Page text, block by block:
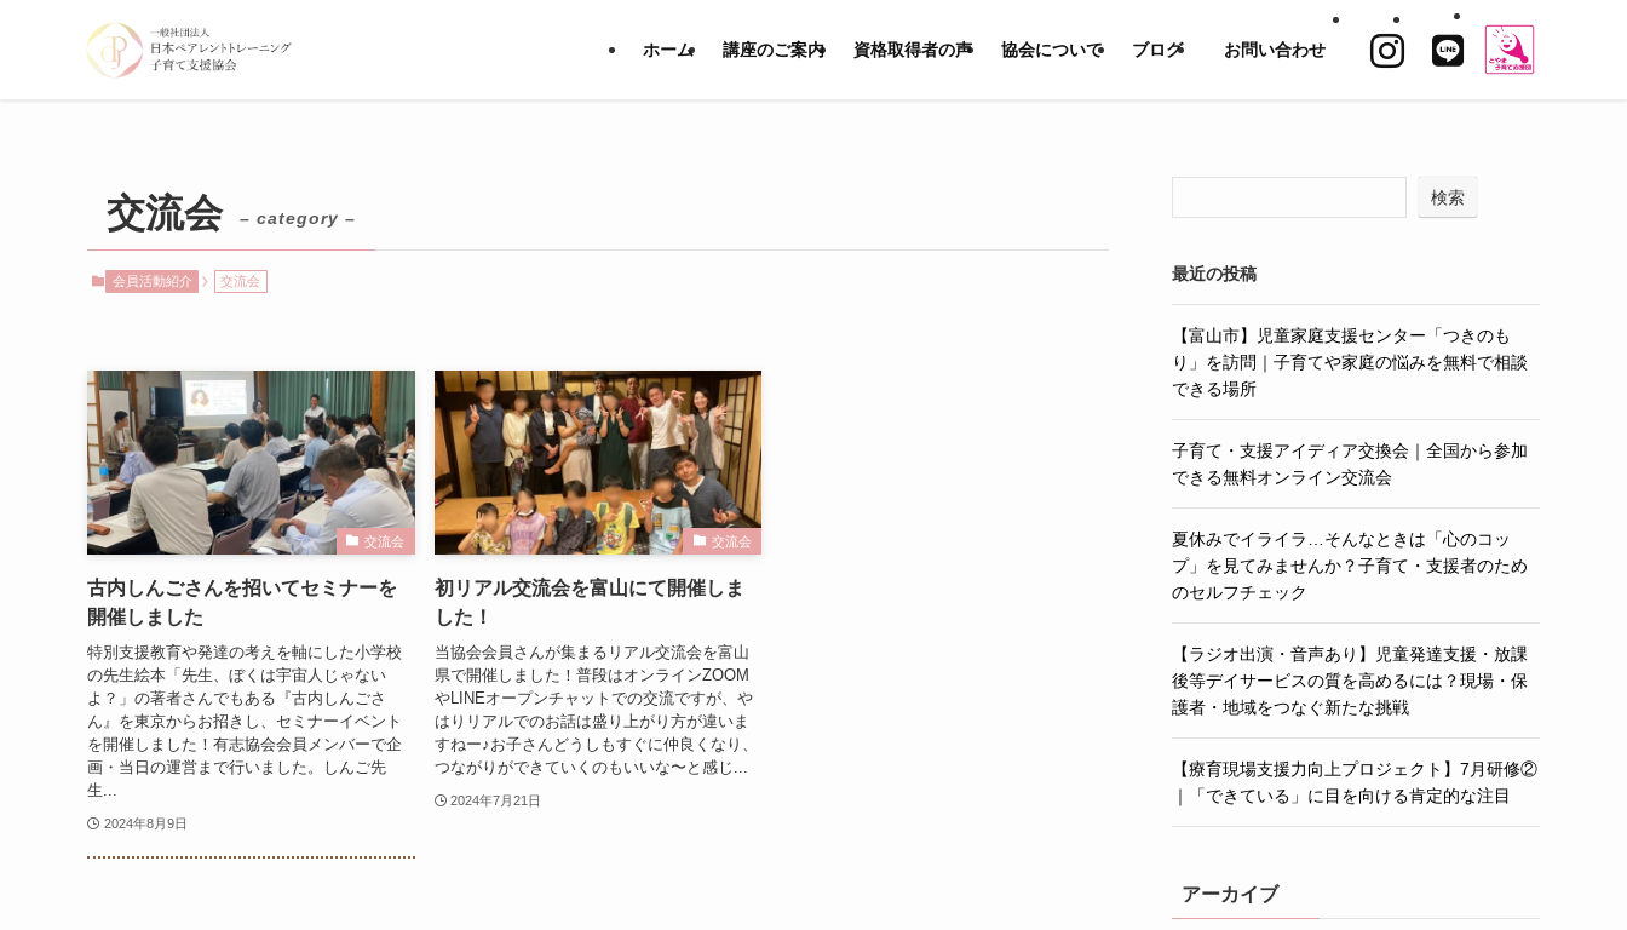
ホーム 講座のご案内 資格取得者の声 協会について ブログ お問い合わせ
交流会 – category –
会員活動紹介 交流会
交流会
古内しんごさんを招いてセミナーを
開催しました
特別支援教育や発達の考えを軸にした小学校
の先生絵本「先生、ぼくは宇宙人じゃない
よ？」の著者さんでもある『古内しんごさ
ん』を東京からお招きし、セミナーイベント
を開催しました！有志協会会員メンバーで企
画・当日の運営まで行いました。しんご先
生...
2024年8月9日
交流会
初リアル交流会を富山にて開催しま
した！
当協会会員さんが集まるリアル交流会を富山
県で開催しました！普段はオンラインZOOM
やLINEオープンチャットでの交流ですが、や
はりリアルでのお話は盛り上がり方が違いま
すねー♪お子さんどうしもすぐに仲良くなり、
つながりができていくのもいいな〜と感じ...
2024年7月21日
検索
最近の投稿
【富山市】児童家庭支援センター「つきのも
り」を訪問｜子育てや家庭の悩みを無料で相談
できる場所
子育て・支援アイディア交換会｜全国から参加
できる無料オンライン交流会
夏休みでイライラ…そんなときは「心のコッ
プ」を見てみませんか？子育て・支援者のため
のセルフチェック
【ラジオ出演・音声あり】児童発達支援・放課
後等デイサービスの質を高めるには？現場・保
護者・地域をつなぐ新たな挑戦
【療育現場支援力向上プロジェクト】7月研修②
｜「できている」に目を向ける肯定的な注目
アーカイブ